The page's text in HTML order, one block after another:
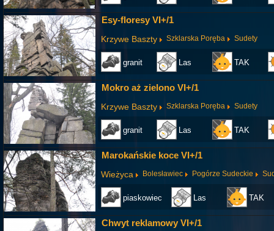
Esy-floresy VI+/1
Krzywe Baszty Szklarska Poręba Sudety
granit Las TAK
Mokro aż zielono VI+/1
Krzywe Baszty Szklarska Poręba Sudety
granit Las TAK
Marokańskie koce VI+/1
Wieżyca Bolesławiec Pogórze Sudeckie
piaskowiec Las TAK
Chwyt reklamowy VI+/1